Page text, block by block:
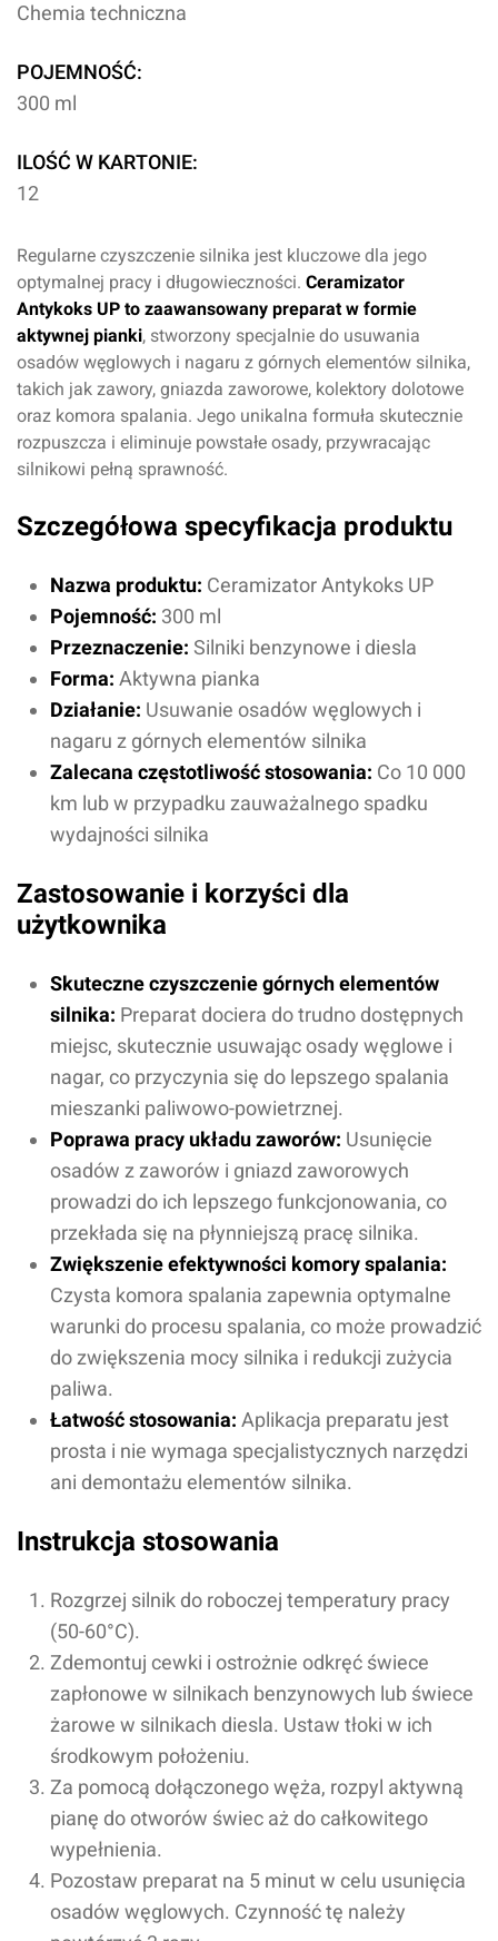
Chemia techniczna
POJEMNOŚĆ:
300 ml
ILOŚĆ W KARTONIE:
12
Regularne czyszczenie silnika jest kluczowe dla jego
optymalnej pracy i długowieczności. Ceramizator
Antykoks UP to zaawansowany preparat w formie
aktywnej pianki, stworzony specjalnie do usuwania
osadów węglowych i nagaru z górnych elementów silnika,
takich jak zawory, gniazda zaworowe, kolektory dolotowe
oraz komora spalania. Jego unikalna formuła skutecznie
rozpuszcza i eliminuje powstałe osady, przywracając
silnikowi pełną sprawność.
Szczegółowa specyfikacja produktu
Nazwa produktu: Ceramizator Antykoks UP
Pojemność: 300 ml
Przeznaczenie: Silniki benzynowe i diesla
Forma: Aktywna pianka
Działanie: Usuwanie osadów węglowych i
nagaru z górnych elementów silnika
Zalecana częstotliwość stosowania: Co 10 000
km lub w przypadku zauważalnego spadku
wydajności silnika
Zastosowanie i korzyści dla
użytkownika
Skuteczne czyszczenie górnych elementów
silnika: Preparat dociera do trudno dostępnych
miejsc, skutecznie usuwając osady węglowe i
nagar, co przyczynia się do lepszego spalania
mieszanki paliwowo-powietrznej.
Poprawa pracy układu zaworów: Usunięcie
osadów z zaworów i gniazd zaworowych
prowadzi do ich lepszego funkcjonowania, co
przekłada się na płynniejszą pracę silnika.
Zwiększenie efektywności komory spalania:
Czysta komora spalania zapewnia optymalne
warunki do procesu spalania, co może prowadzić
do zwiększenia mocy silnika i redukcji zużycia
paliwa.
Łatwość stosowania: Aplikacja preparatu jest
prosta i nie wymaga specjalistycznych narzędzi
ani demontażu elementów silnika.
Instrukcja stosowania
Rozgrzej silnik do roboczej temperatury pracy
(50-60°C).
Zdemontuj cewki i ostrożnie odkręć świece
zapłonowe w silnikach benzynowych lub świece
żarowe w silnikach diesla. Ustaw tłoki w ich
środkowym położeniu.
Za pomocą dołączonego węża, rozpyl aktywną
pianę do otworów świec aż do całkowitego
wypełnienia.
Pozostaw preparat na 5 minut w celu usunięcia
osadów węglowych. Czynność tę należy